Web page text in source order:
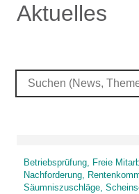
Aktuelles
Betriebsprüfung, Freie
Nachforderung,
Säumniszuschläge,